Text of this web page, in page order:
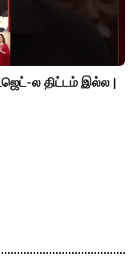
ல திட்டம் இல்ல |